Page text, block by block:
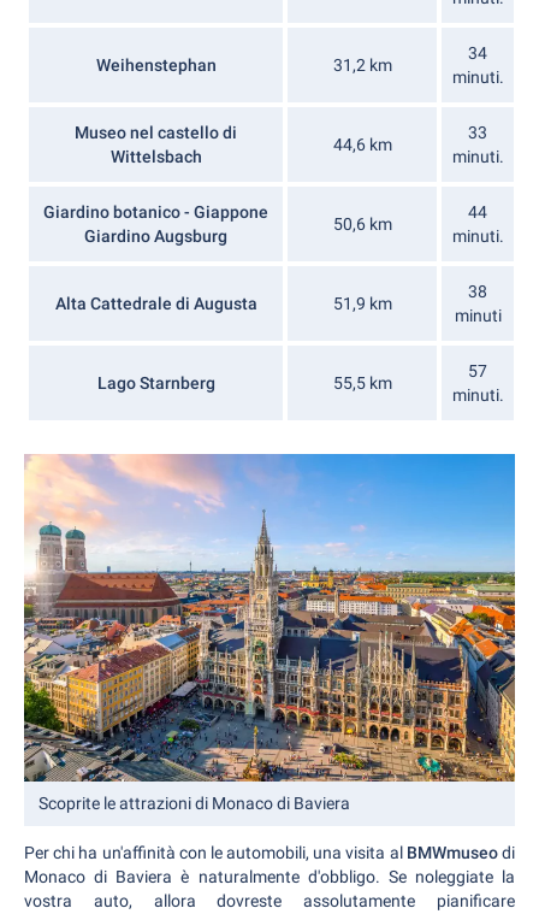
Weihenstephan 31,2 km
34
minuti.
Museo nel castello di
Wittelsbach
44,6 km
33
minuti.
Giardino botanico - Giappone
Giardino Augsburg
50,6 km
44
minuti.
Alta Cattedrale di Augusta 51,9 km
38
minuti
Lago Starnberg 55,5 km
57
minuti.
Scoprite le attrazioni di Monaco di Baviera
Per chi ha un'affinità con le automobili, una visita alBMWmuseodi
Monaco di Baviera è naturalmente d'obbligo. Se noleggiate la
vostra auto, allora dovreste assolutamente pianificare